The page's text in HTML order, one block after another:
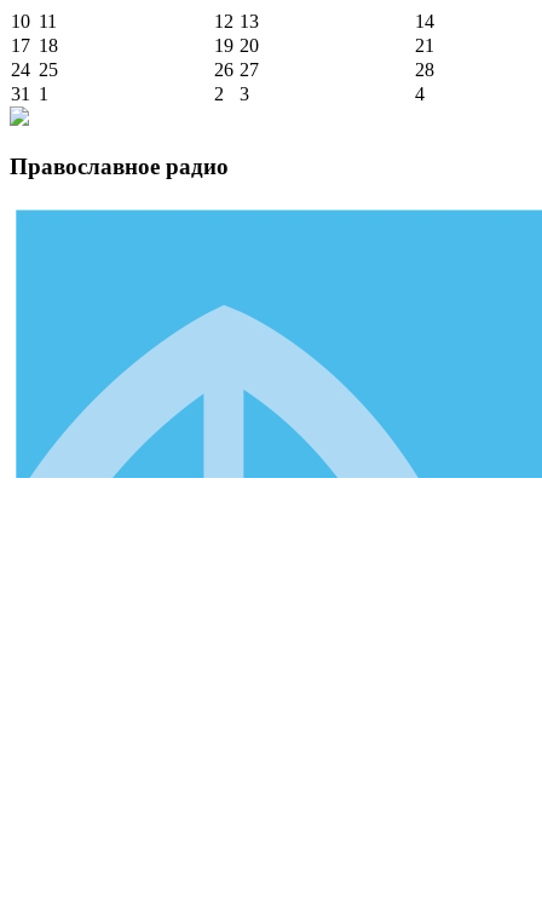
10 11 12 13
14
17 18 19 20
21
24 25 26 27
28
31 1 2 3 4
Православное радио